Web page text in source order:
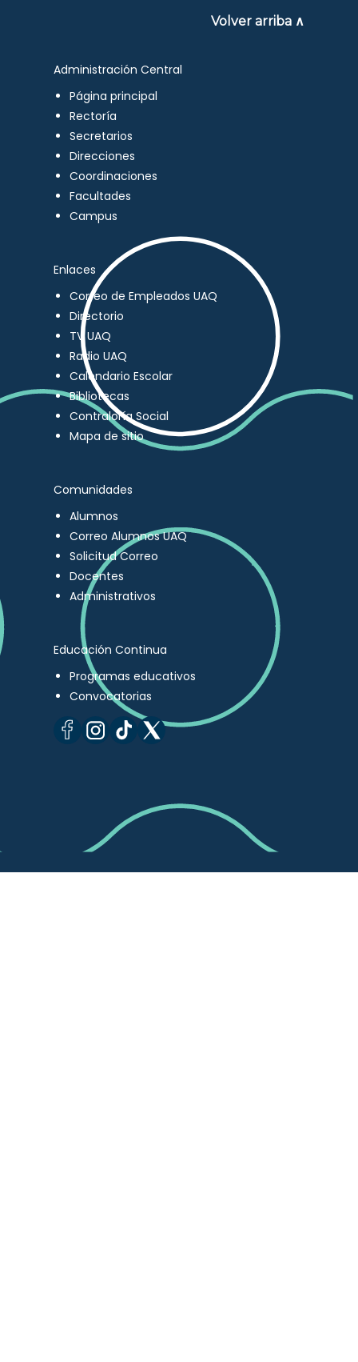
Volver arriba ∧
Administración Central
Página principal
Rectoría
Secretarios
Direcciones
Coordinaciones
Facultades
Campus
Enlaces
Correo de Empleados UAQ
Directorio
TV UAQ
Radio UAQ
Calendario Escolar
Bibliotecas
Contraloría Social
Mapa de sitio
Comunidades
Alumnos
Correo Alumnos UAQ
Solicitud Correo
Docentes
Administrativos
Educación Continua
Programas educativos
Convocatorias